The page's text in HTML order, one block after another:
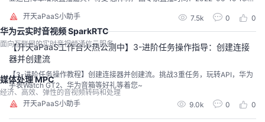
华为云实时音视频 SparkRTC
面向互联网的实时音视频通信云服务
媒体处理 MPC
经济、高效、弹性的音视频转码和处理
期 华为数字化转型分享（车海平 华为公司高级副总裁、数字转型首席战略官）l
ive2021/12/22第二期 建立制造领域数字化转型的基石（陈振华 中国机床工具
工业协...
开天aPaaS小助手 7.5k 0 0
【开天aPaaS工作台火热公测中】3-进阶任务操作指导：创建连接
器并创建流
【3-进阶任务操作教程】创建连接器并创建流。挑战3重任务，玩转API，华为
手表Watch GT2、华为音箱等好礼等着您~
开天aPaaS小助手 9.0k 0 0